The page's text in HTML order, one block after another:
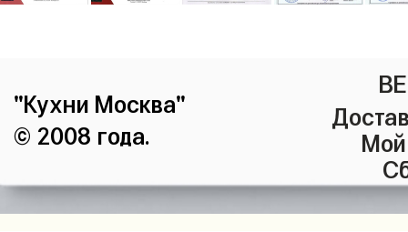
"Кухни Москва"
© 2008 года.